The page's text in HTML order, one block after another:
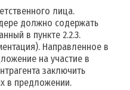
лица.
должно содержать
в пункте 2.2.3.
Направленное в
на участие в
заключить
в предложении.